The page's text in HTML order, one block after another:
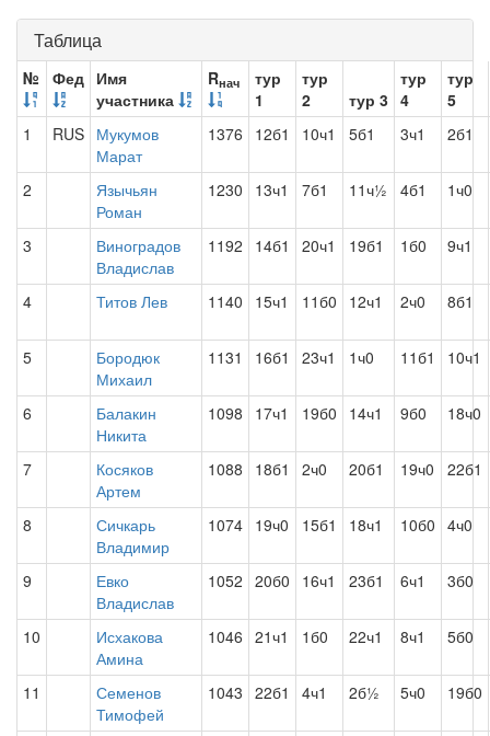
Таблица
№ Фед Имя
участника
Rнач
тур
1
тур
2
тур 3
тур
4
тур
5
1
RUS Мукумов
Марат
1376 12б1 10ч1 5б1 3ч1 2б1
2
Язычьян
Роман
1230 13ч1 7б1 11ч½ 4б1 1ч0
3
Виноградов
Владислав
1192 14б1 20ч1 19б1 1б0 9ч1
4 Титов Лев 1140 15ч1 11б0 12ч1 2ч0 8б1
5
Бородюк
Михаил
1131 16б1 23ч1 1ч0 11б1 10ч1
6
Балакин
Никита
1098 17ч1 19б0 14ч1 9б0 18ч0
7
Косяков
Артем
1088 18б1 2ч0 20б1 19ч0 22б1
8
Сичкарь
Владимир
1074 19ч0 15б1 18ч1 10б0 4ч0
9
Евко
Владислав
1052 20б0 16ч1 23б1 6ч1 3б0
10
Исхакова
Амина
1046 21ч1 1б0 22ч1 8ч1 5б0
11
Семенов
Тимофей
1043 22б1 4ч1 2б½ 5ч0 19б0